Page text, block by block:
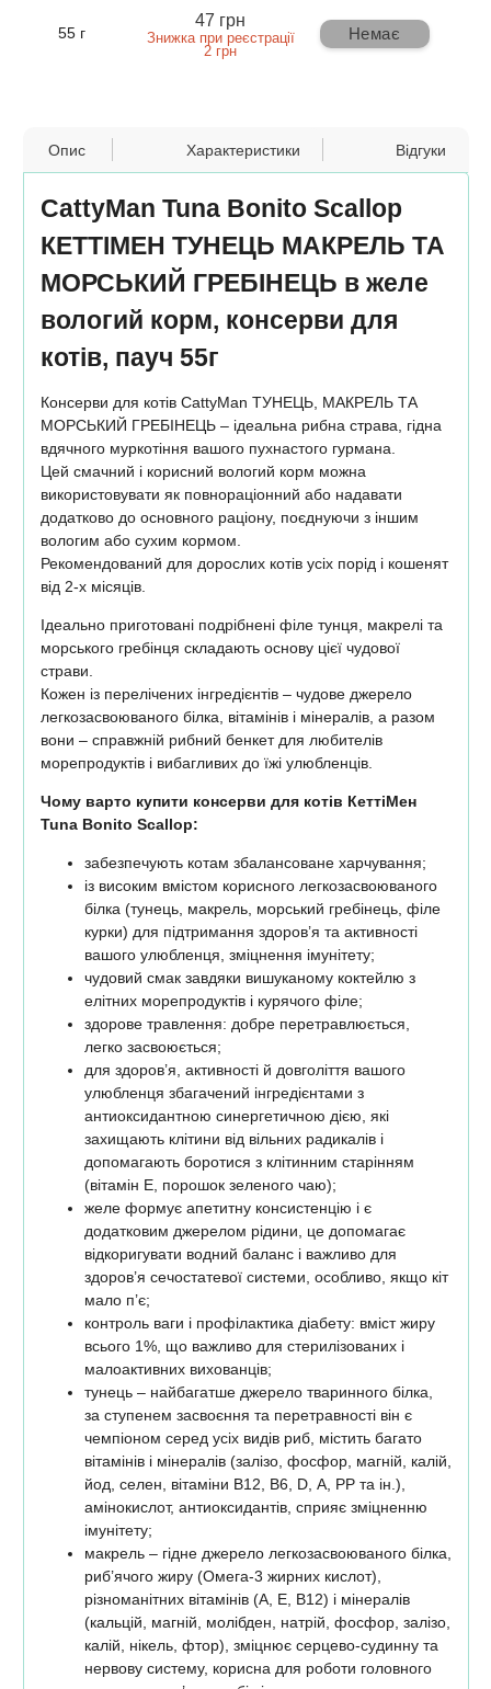
55 г
47 грн
Знижка при реєстрації
2 грн
Немає
Опис Характеристики Відгуки
CattyMan Tuna Bonito Scallop
КЕТТІМЕН ТУНЕЦЬ МАКРЕЛЬ ТА
МОРСЬКИЙ ГРЕБІНЕЦЬ в желе
вологий корм, консерви для
котів, пауч 55г
Консерви для котів CattyMan ТУНЕЦЬ, МАКРЕЛЬ ТА
МОРСЬКИЙ ГРЕБІНЕЦЬ – ідеальна рибна страва, гідна
вдячного муркотіння вашого пухнастого гурмана.
Цей смачний і корисний вологий корм можна
використовувати як повнораціонний або надавати
додатково до основного раціону, поєднуючи з іншим
вологим або сухим кормом.
Рекомендований для дорослих котів усіх порід і кошенят
від 2-х місяців.
Ідеально приготовані подрібнені філе тунця, макрелі та
морського гребінця складають основу цієї чудової
страви.
Кожен із перелічених інгредієнтів – чудове джерело
легкозасвоюваного білка, вітамінів і мінералів, а разом
вони – справжній рибний бенкет для любителів
морепродуктів і вибагливих до їжі улюбленців.
Чому варто купити консерви для котів КеттіМен
Tuna Bonito Scallop:
забезпечують котам збалансоване харчування;
із високим вмістом корисного легкозасвоюваного
білка (тунець, макрель, морський гребінець, філе
курки) для підтримання здоров’я та активності
вашого улюбленця, зміцнення імунітету;
чудовий смак завдяки вишуканому коктейлю з
елітних морепродуктів і курячого філе;
здорове травлення: добре перетравлюється,
легко засвоюється;
для здоров’я, активності й довголіття вашого
улюбленця збагачений інгредієнтами з
антиоксидантною синергетичною дією, які
захищають клітини від вільних радикалів і
допомагають боротися з клітинним старінням
(вітамін Е, порошок зеленого чаю);
желе формує апетитну консистенцію і є
додатковим джерелом рідини, це допомагає
відкоригувати водний баланс і важливо для
здоров’я сечостатевої системи, особливо, якщо кіт
мало п’є;
контроль ваги і профілактика діабету: вміст жиру
всього 1%, що важливо для стерилізованих і
малоактивних вихованців;
тунець – найбагатше джерело тваринного білка,
за ступенем засвоєння та перетравності він є
чемпіоном серед усіх видів риб, містить багато
вітамінів і мінералів (залізо, фосфор, магній, калій,
йод, селен, вітаміни В12, В6, D, А, РР та ін.),
амінокислот, антиоксидантів, сприяє зміцненню
імунітету;
макрель – гідне джерело легкозасвоюваного білка,
риб’ячого жиру (Омега-3 жирних кислот),
різноманітних вітамінів (А, Е, В12) і мінералів
(кальцій, магній, молібден, натрій, фосфор, залізо,
калій, нікель, фтор), зміцнює серцево-судинну та
нервову систему, корисна для роботи головного